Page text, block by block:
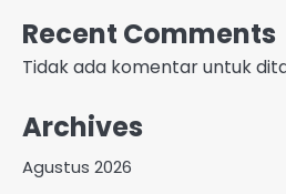
Recent Comments
Tidak ada komentar untuk
Archives
Agustus 2026